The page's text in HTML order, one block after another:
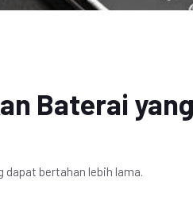
Baterai
bertahan lebih lama.